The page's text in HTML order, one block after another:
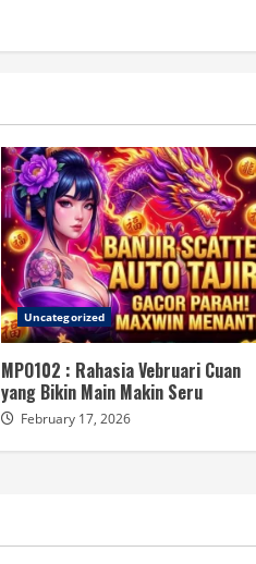
Uncategorized
MPO102 : Rahasia Vebruari Cuan
yang Bikin Main Makin Seru
February 17, 2026